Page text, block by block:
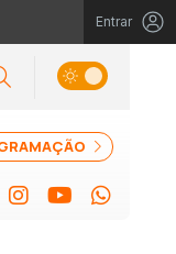
Entrar